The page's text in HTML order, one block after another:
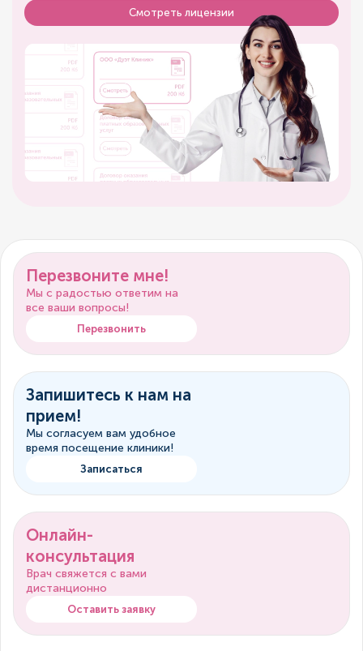
Смотреть лицензии
Перезвоните мне!
Мы с радостью ответим на
все ваши вопросы!
Перезвонить
Запишитесь к нам на
прием!
Мы согласуем вам удобное
время посещение клиники!
Записаться
Онлайн-
консультация
Врач свяжется с вами
дистанционно
Оставить заявку